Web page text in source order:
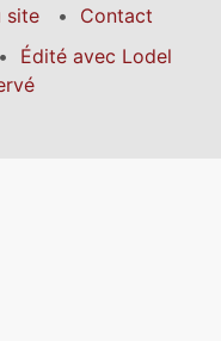
site
Contact
Édité avec Lodel